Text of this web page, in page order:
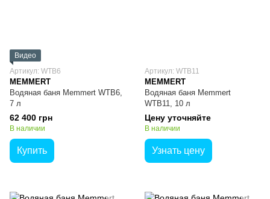
Видео
Артикул: WTB6
MEMMERT
Водяная баня Memmert WTB6,
7 л
62 400 грн
В наличии
Купить
Артикул: WTB11
MEMMERT
Водяная баня Memmert
WTB11, 10 л
Цену уточняйте
В наличии
Узнать цену